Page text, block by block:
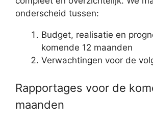
onderscheid tussen:
Budget, realisatie en
komende 12 maanden
Verwachtingen voor de
Rapportages voor de
maanden